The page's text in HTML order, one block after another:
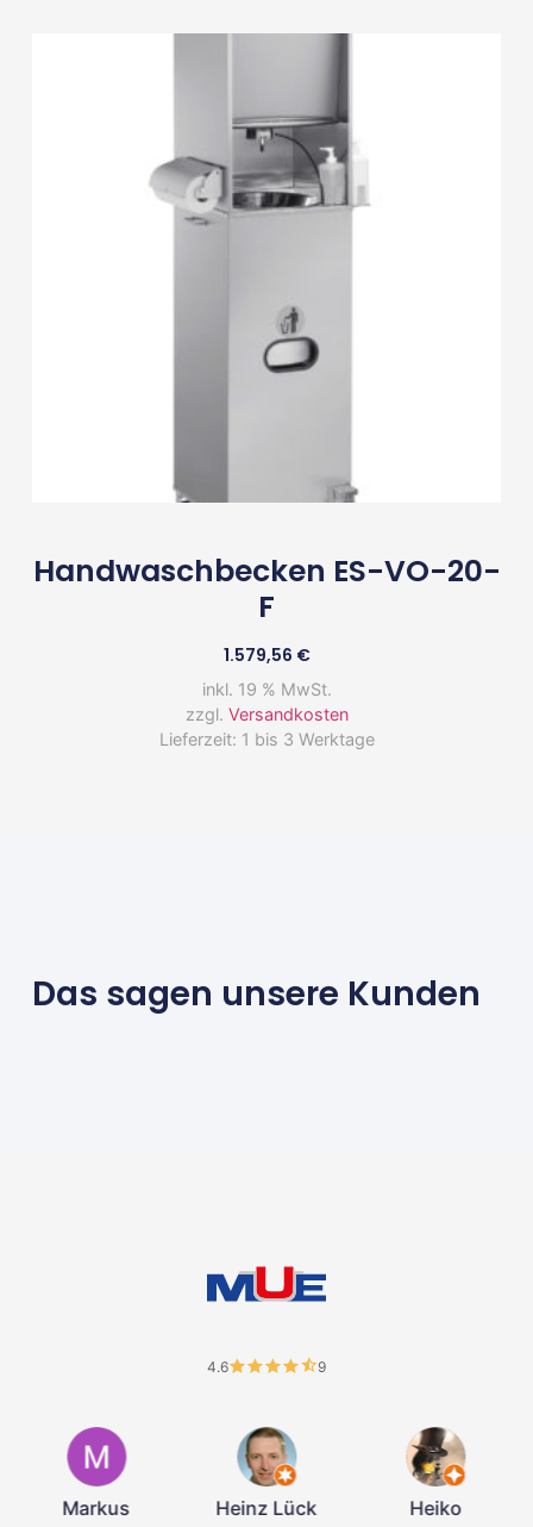
Handwaschbecken ES-VO-20-
F
1.579,56 €
inkl. 19 % MwSt.
zzgl. Versandkosten
Lieferzeit: 1 bis 3 Werktage
Das sagen unsere Kunden
4.6 9
Markus
Heinz Lück
Heiko